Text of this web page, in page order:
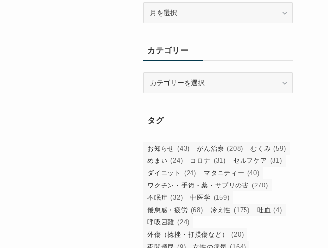
ブカテゴリー
ータグ
お知らせ (43) がん治療 (208) むくみ (59)
めまい (24) コロナ (31) セルフケア (81)
ダイエット
(24) マタニティー (40)
ワクチン・手術・薬・サプリの害 (270)
不眠症 (32) 中医学 (159)
倦怠感・疲労 (68) 冷え性 (175) 吐血 (4)
呼吸困難 (24)
外傷（捻挫・打撲傷など）
(20)